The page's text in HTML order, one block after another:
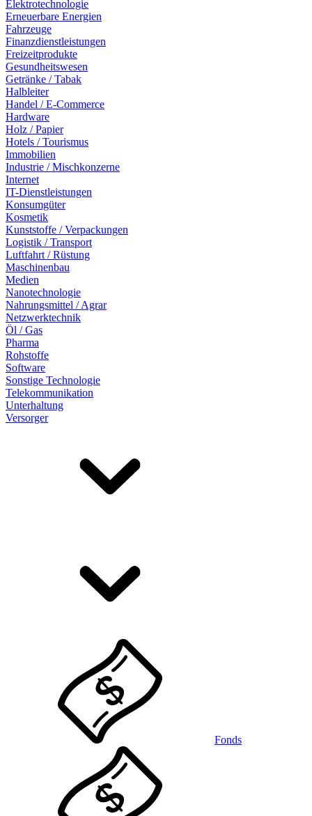
Elektrotechnologie
Erneuerbare Energien
Fahrzeuge
Finanzdienstleistungen
Freizeitprodukte
Gesundheitswesen
Getränke / Tabak
Halbleiter
Handel / E-Commerce
Hardware
Holz / Papier
Hotels / Tourismus
Immobilien
Industrie / Mischkonzerne
Internet
IT-Dienstleistungen
Konsumgüter
Kosmetik
Kunststoffe / Verpackungen
Logistik / Transport
Luftfahrt / Rüstung
Maschinenbau
Medien
Nanotechnologie
Nahrungsmittel / Agrar
Netzwerktechnik
Öl / Gas
Pharma
Rohstoffe
Software
Sonstige Technologie
Telekommunikation
Unterhaltung
Versorger
Fonds